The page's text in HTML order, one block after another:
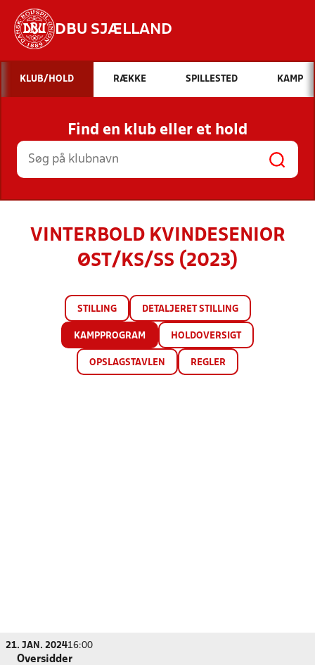
DBU SJÆLLAND
Hvad vil du søge efter?
INDHOLD OG NYHEDER
STILLINGER, RESULTATER, KLUBBER OG
HOLD
KLUB/HOLD RÆKKE SPILLESTED KAMP
Find en klub eller et hold
VINTERBOLD KVINDESENIOR
ØST/KS/SS (2023)
STILLING DETALJERET STILLING
KAMPPROGRAM HOLDOVERSIGT
OPSLAGSTAVLEN REGLER
21. JAN. 202416:00
Oversidder